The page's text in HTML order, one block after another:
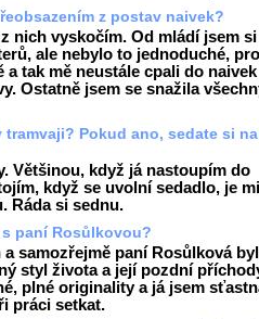
z postav naivek?
nich vyskočím. Od mládí jsem
ale nebylo to jednoduché,
a tak mě neustále cpali do naivek
Ostatně jsem se snažila
Pokud ano, sedate si
Většinou, když já nastoupím do
když se uvolní sedadlo, je mi
Ráda si sednu.
paní Rosůlkovou?
samozřejmě paní Rosůlková
styl života a její pozdní
plné originality a já jsem
práci setkat.